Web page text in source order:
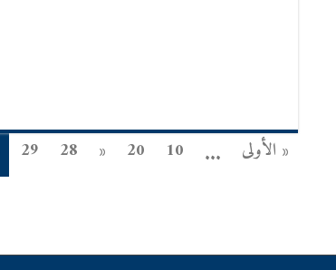
« الأولى ...
10
20
«
28
29